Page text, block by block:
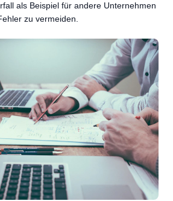
als Beispiel für andere Unternehmen
zu vermeiden.